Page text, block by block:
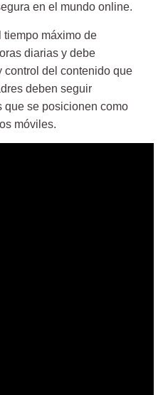
en el mundo online.
tiempo máximo de
diarias y debe
control del contenido que
deben seguir
que se posicionen como
móviles.